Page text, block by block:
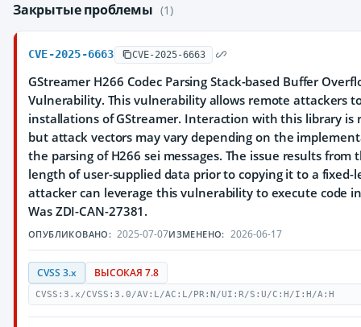
Закрытые проблемы (1)
CVE-2025-6663 CVE-2025-6663
GStreamer H266 Codec Parsing Stack-based Buffer
Vulnerability. This vulnerability allows remote attackers
installations of GStreamer. Interaction with this library
but attack vectors may vary depending on the
the parsing of H266 sei messages. The issue results
length of user-supplied data prior to copying it to a fixed-
attacker can leverage this vulnerability to execute code
Was ZDI-CAN-27381.
ОПУБЛИКОВАНО: 2025-07-07ИЗМЕНЕНО: 2026-06-17
CVSS 3.x ВЫСОКАЯ 7.8
CVSS:3.x/CVSS:3.0/AV:L/AC:L/PR:N/UI:R/S:U/C:H/I:H/A:H